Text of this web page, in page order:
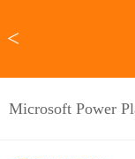
<
Microsoft Power